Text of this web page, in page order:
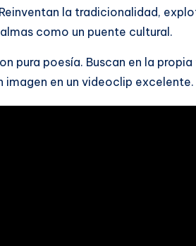
la tradicionalidad,
como un puente cultural.
pura poesía. Buscan en la
imagen en un videoclip excelente.